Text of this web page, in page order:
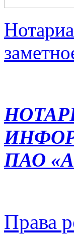
ПАО
Права